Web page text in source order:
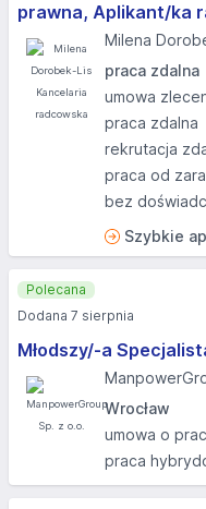
prawna, Aplikant/ka
Milena
praca zdalna
umowa
praca zdalna
rekrutacja
praca od
bez
Szybkie
Młodszy/-a
Wrocław
umowa o
praca
Polecana
Dodana 7 sierpnia